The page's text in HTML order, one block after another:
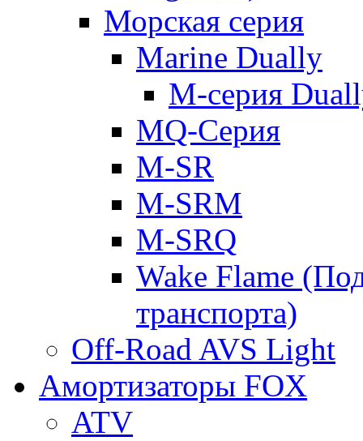
Морская серия
Marine Dually
M-серия
MQ-Серия
M-SR
M-SRM
M-SRQ
Wake Flame
транспорта)
Off-Road AVS Light
Амортизаторы FOX
ATV